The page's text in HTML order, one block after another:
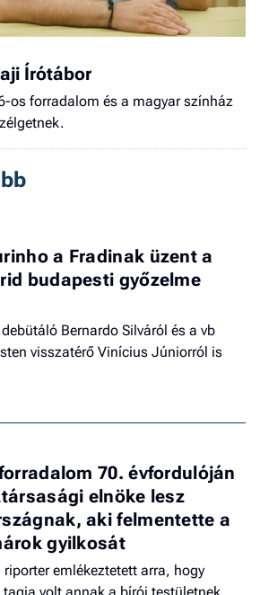
Írótábor
os forradalom és a magyar színház
a Fradinak üzent a
budapesti győzelme
Bernardo Silváról és a vb
visszatérő Vinícius Júniorról is
70. évfordulóján
elnöke lesz
aki felmentette a
gyilkosát
riporter emlékeztetett arra, hogy